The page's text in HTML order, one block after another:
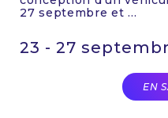
23 - 27
27 septembre et ...
EN